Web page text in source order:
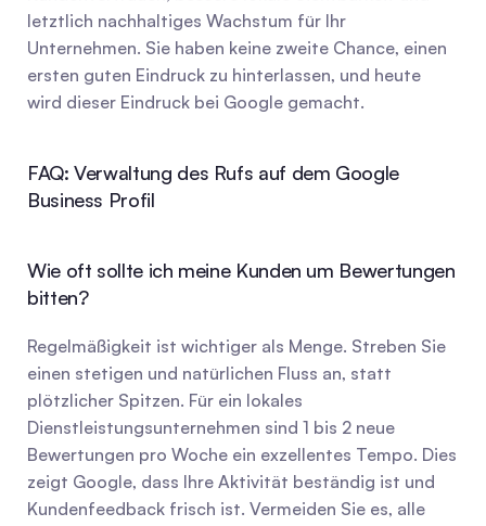
letztlich nachhaltiges Wachstum für Ihr
Unternehmen. Sie haben keine zweite Chance, einen
ersten guten Eindruck zu hinterlassen, und heute
wird dieser Eindruck bei Google gemacht.
FAQ: Verwaltung des Rufs auf dem Google
Business Profil
Wie oft sollte ich meine Kunden um Bewertungen
bitten?
Regelmäßigkeit ist wichtiger als Menge. Streben Sie
einen stetigen und natürlichen Fluss an, statt
plötzlicher Spitzen. Für ein lokales
Dienstleistungsunternehmen sind 1 bis 2 neue
Bewertungen pro Woche ein exzellentes Tempo. Dies
zeigt Google, dass Ihre Aktivität beständig ist und
Kundenfeedback frisch ist. Vermeiden Sie es, alle